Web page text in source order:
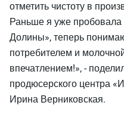
отметить чистоту в
Раньше я уже
Долины», теперь
потребителем и
впечатлением!», -
продюсерского центра
Ирина Верниковская.